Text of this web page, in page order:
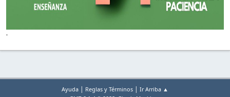
'
Ayuda | Reglas y Términos | Ir Arriba ▲